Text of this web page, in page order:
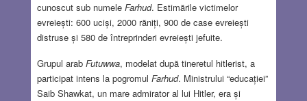
cunoscut sub numele Farhud. Estimările victimelor
evreiești: 600 uciși, 2000 răniți, 900 de case evreiești
distruse și 580 de întreprinderi evreiești jefuite.
Grupul arab Futuwwa, modelat după tineretul hitlerist, a
participat intens la pogromul Farhud. Ministrului “educației”
Saib Shawkat, un mare admirator al lui Hitler, era și